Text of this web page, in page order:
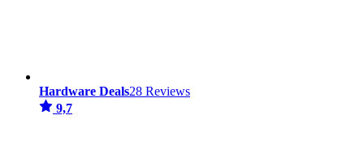
Hardware Deals28 Reviews
9,7